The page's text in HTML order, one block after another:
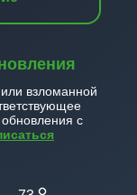
взломанной
с